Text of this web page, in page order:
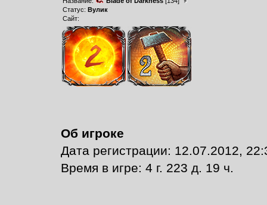
Статус: Вулик
Сайт:
Об игроке
Дата регистрации: 12.07.2012,
Время в игре: 4 г. 223 д. 19 ч.